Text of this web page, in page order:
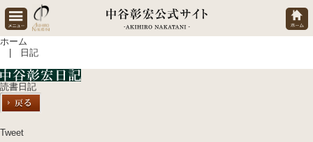
ホーム
| 日記
読書日記
Tweet